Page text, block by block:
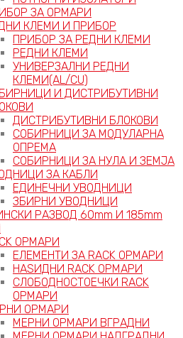
ЗА ОРМАРИ
КЛЕМИ И ПРИБОР
ПРИБОР ЗА РЕДНИ КЛЕМИ
РЕДНИ КЛЕМИ
УНИВЕРЗАЛНИ РЕДНИ
КЛЕМИ(AL/CU)
И ДИСТРИБУТИВНИ
ДИСТРИБУТИВНИ БЛОКОВИ
СОБИРНИЦИ ЗА МОДУЛАРНА
ОПРЕМА
СОБИРНИЦИ ЗА НУЛА И ЗЕМЈА
ЗА КАБЛИ
ЕДИНЕЧНИ УВОДНИЦИ
ЗБИРНИ УВОДНИЦИ
РАЗВОД 60mm И 185mm
ОРМАРИ
ЕЛЕМЕНТИ ЗА RACK ОРМАРИ
НАЅИДНИ RACK ОРМАРИ
СЛОБОДНОСТОЕЧКИ RACK
ОРМАРИ
ОРМАРИ
МЕРНИ ОРМАРИ ВГРАДНИ